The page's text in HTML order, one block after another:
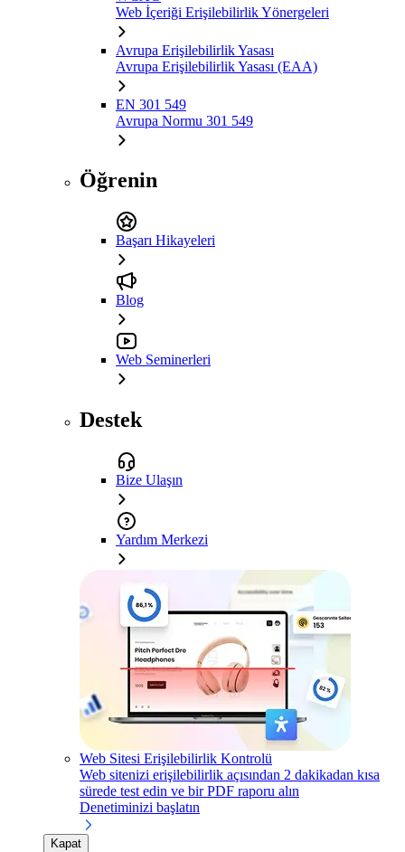
Web İçeriği Erişilebilirlik Yönergeleri
Avrupa Erişilebilirlik Yasası
Avrupa Erişilebilirlik Yasası (EAA)
EN 301 549
Avrupa Normu 301 549
Öğrenin
Başarı Hikayeleri
Blog
Web Seminerleri
Destek
Bize Ulaşın
Yardım Merkezi
Web Sitesi Erişilebilirlik Kontrolü
Web sitenizi erişilebilirlik açısından 2 dakikadan kısa
sürede test edin ve bir PDF raporu alın
Denetiminizi başlatın
Kapat